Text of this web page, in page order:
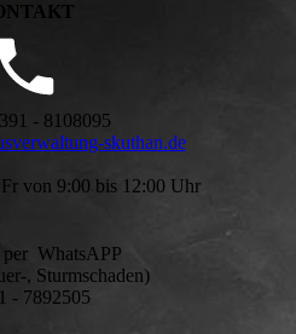
- 8108095
skuthan.de
von 9:00 bis 12:00 Uhr
WhatsAPP
, Sturmschaden)
- 7892505